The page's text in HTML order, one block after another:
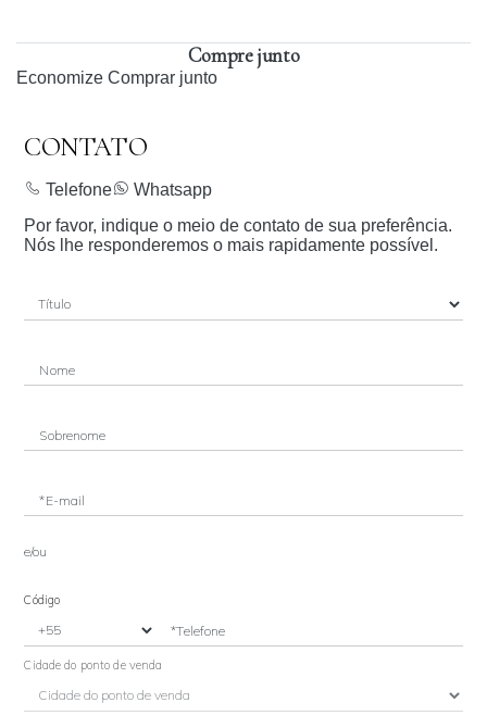
Compre junto
Economize Comprar junto
CONTATO
Telefone
Whatsapp
Por favor, indique o meio de contato de sua preferência.
Nós lhe responderemos o mais rapidamente possível.
Nome
Sobrenome
*E-mail
e/ou
Código
*Telefone
Cidade do ponto de venda